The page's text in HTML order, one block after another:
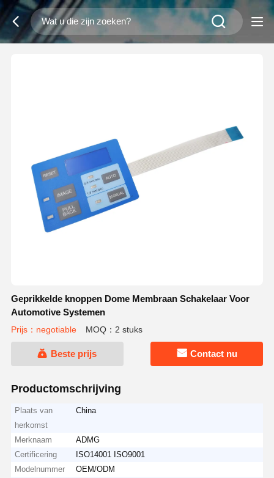
Geprikkelde knoppen Dome Membraan Schakelaar Voor
Automotive Systemen
Prijs：negotiable MOQ：2 stuks
Beste prijs Contact nu
Productomschrijving
Plaats van
herkomst
China
Merknaam
ADMG
Certificering
ISO14001 ISO9001
Modelnummer
OEM/ODM